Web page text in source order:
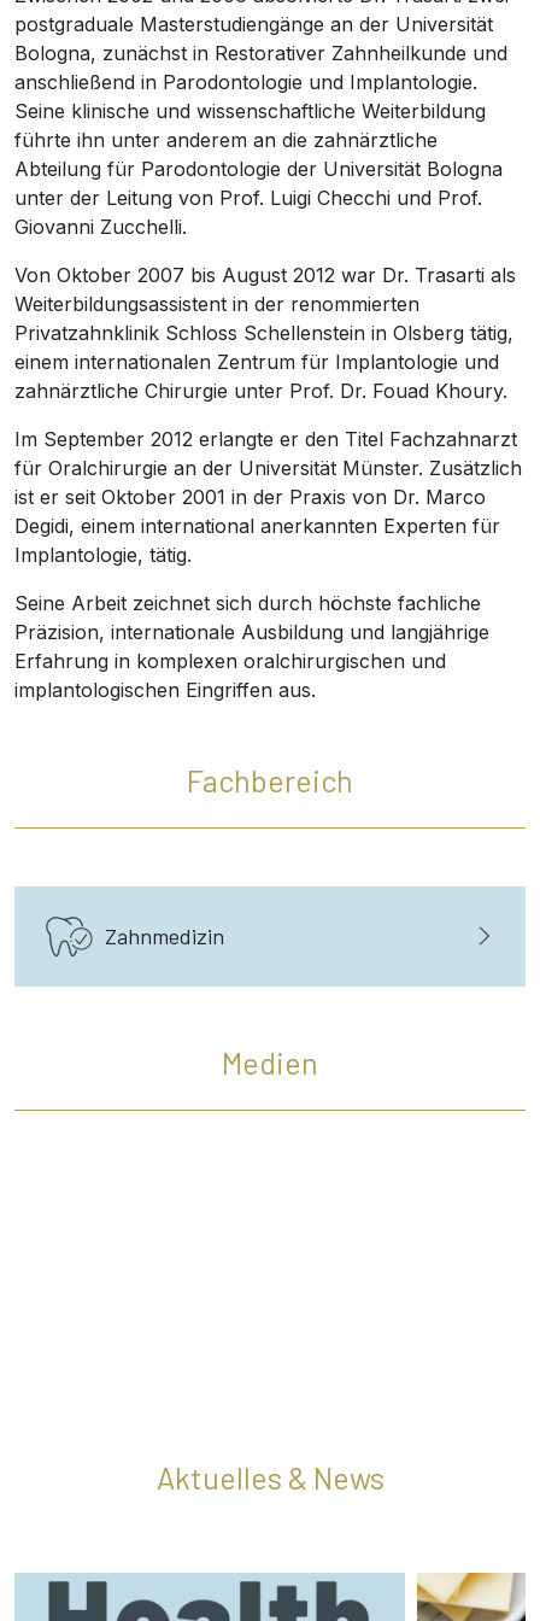
postgraduale Masterstudiengänge an der Universität
Bologna, zunächst in Restorativer Zahnheilkunde und
anschließend in Parodontologie und Implantologie.
Seine klinische und wissenschaftliche Weiterbildung
führte ihn unter anderem an die zahnärztliche
Abteilung für Parodontologie der Universität Bologna
unter der Leitung von Prof. Luigi Checchi und Prof.
Giovanni Zucchelli.
Von Oktober 2007 bis August 2012 war Dr. Trasarti als
Weiterbildungsassistent in der renommierten
Privatzahnklinik Schloss Schellenstein in Olsberg tätig,
einem internationalen Zentrum für Implantologie und
zahnärztliche Chirurgie unter Prof. Dr. Fouad Khoury.
Im September 2012 erlangte er den Titel Fachzahnarzt
für Oralchirurgie an der Universität Münster. Zusätzlich
ist er seit Oktober 2001 in der Praxis von Dr. Marco
Degidi, einem international anerkannten Experten für
Implantologie, tätig.
Seine Arbeit zeichnet sich durch höchste fachliche
Präzision, internationale Ausbildung und langjährige
Erfahrung in komplexen oralchirurgischen und
implantologischen Eingriffen aus.
Fachbereich
Zahnmedizin
Medien
Aktuelles & News